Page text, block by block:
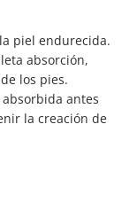
piel endurecida.
absorción,
los pies.
antes
la creación de